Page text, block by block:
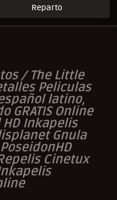
Reparto
/ The Little
Peliculas
latino,
Online
Inkapelis
Gnula
Cinetux